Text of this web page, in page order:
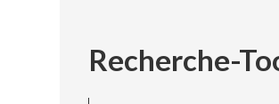
Recherche-